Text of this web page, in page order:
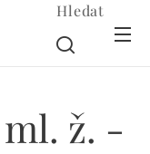
Hledat
ž. -